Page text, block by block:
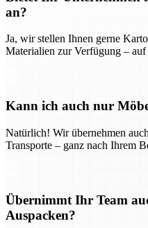
an?
Ja, wir stellen Ihnen gerne
Materialien zur Verfügung –
Kann ich auch nur
Natürlich! Wir übernehmen
Transporte – ganz nach Ihrem
Übernimmt Ihr Team
Auspacken?